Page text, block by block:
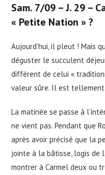
Sam. 7/09 – J. 29 –
« Petite Nation » ?
Aujourd’hui, il pleut ! Mais
déguster le succulent
différent de celui «
valeur sûre. Il est tellement
La matinée se passe à
ne vient pas. Pendant que
après avoir précisé que la
jointe à la bâtisse, logis de
montrer à Carmel deux ou